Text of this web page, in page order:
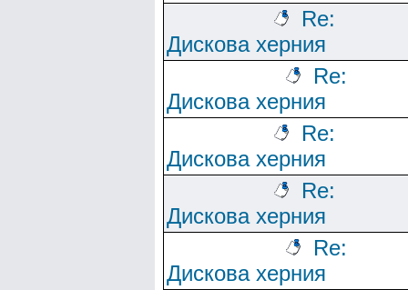
Re:
Дискова херния
Re:
Дискова херния
Re:
Дискова херния
Re:
Дискова херния
Re:
Дискова херния